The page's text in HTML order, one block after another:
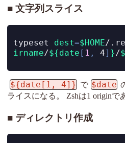
文字列スライス
typeset dest=$HOME/
irname/${date [ 1 , 4] }/
${date[1, 4]} で $date
ライスになる。 Zshは1 originで
ディレクトリ作成